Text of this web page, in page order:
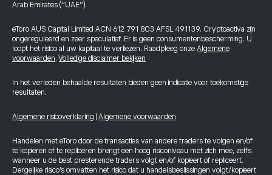
Arab Emirates (“UAE”).
eToro AUS Capital Limited ACN 612 791 803 AFSL 491139. Cryptoactiva zijn
ongereguleerd en zeer speculatief. Er is geen consumentenbescherming. U
loopt het risico al uw kapitaal te verliezen. Raadpleeg onze Algemene
voorwaarden.Volledige disclaimer bekijken
In het verleden behaalde resultaten bieden geen indicatie voor toekomstige
resultaten.
Algemene risicoverklaring Algemene voorwaarden
Handelen met eToro door de transacties van andere traders te volgen en/of
te kopiëren of te repliceren brengt een hoog risiconiveau met zich mee, zelfs
wanneer u de best presterende traders volgt en/of kopieert of repliceert.
Dergelijke risico’s omvatten het risico dat u handelsbeslissingen volgt/kopieert